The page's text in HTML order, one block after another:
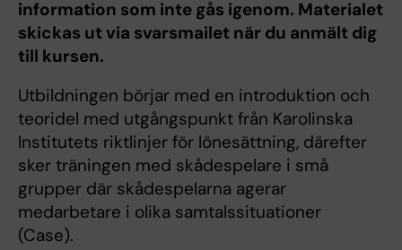
information som inte gås igenom. Materialet
skickas ut via svarsmailet när du anmält dig
till kursen.
Utbildningen börjar med en introduktion och
teoridel med utgångspunkt från Karolinska
Institutets riktlinjer för lönesättning, därefter
sker träningen med skådespelare i små
grupper där skådespelarna agerar
medarbetare i olika samtalssituationer
(Case).